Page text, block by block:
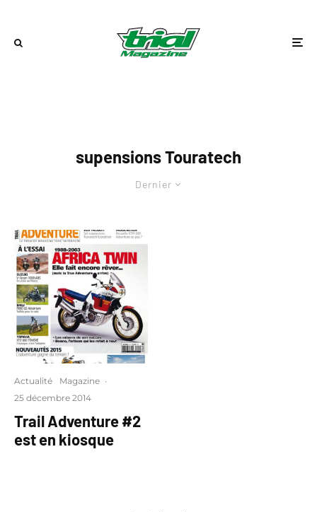
supensions Touratech
Dernier
Actualité Magazine ·
25 décembre 2014
Trail Adventure #2
est en kiosque